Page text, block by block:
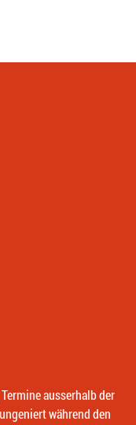
ausserhalb der
während den